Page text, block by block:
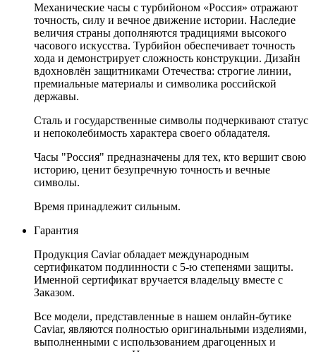
Механические часы с турбийоном «Россия» отражают
точность, силу и вечное движение истории. Наследие
величия страны дополняются традициями высокого
часового искусства. Турбийон обеспечивает точность
хода и демонстрирует сложность конструкции. Дизайн
вдохновлён защитниками Отечества: строгие линии,
премиальные материалы и символика российской
державы.
Сталь и государственные символы подчеркивают статус
и непоколебимость характера своего обладателя.
Часы "Россия" предназначены для тех, кто вершит свою
историю, ценит безупречную точность и вечные
символы.
Время принадлежит сильным.
Гарантия
Продукция Caviar обладает международным
сертификатом подлинности с 5-ю степенями защиты.
Именной сертификат вручается владельцу вместе с
Заказом.
Все модели, представленные в нашем онлайн-бутике
Caviar, являются полностью оригинальными изделиями,
выполненными с использованием драгоценных и